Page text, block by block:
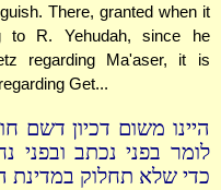
There, granted when it
to R. Yehudah, since he
regarding Ma'aser, it is
Get...
היינו משום דכיון דשם
לומר בפני נכתב ובפני
כדי שלא תחלוק במדינת